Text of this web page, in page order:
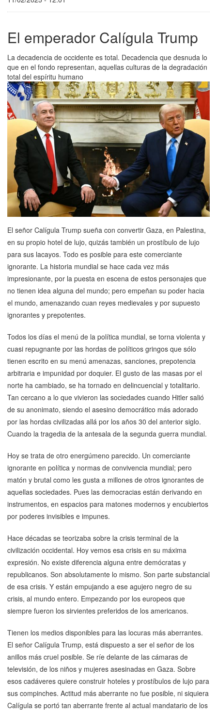
El emperador Calígula Trump
La decadencia de occidente es total. Decadencia que desnuda lo
que en el fondo representan, aquellas culturas de la degradación
total del espíritu humano
El señor Calígula Trump sueña con convertir Gaza, en Palestina,
en su propio hotel de lujo, quizás también un prostíbulo de lujo
para sus lacayos. Todo es posible para este comerciante
ignorante. La historia mundial se hace cada vez más
impresionante, por la puesta en escena de estos personajes que
no tienen idea alguna del mundo; pero empeñan su poder hacia
el mundo, amenazando cuan reyes medievales y por supuesto
ignorantes y prepotentes.
Todos los días el menú de la política mundial, se torna violenta y
cuasi repugnante por las hordas de políticos gringos que sólo
tienen escrito en su menú amenazas, sanciones, prepotencia
arbitraria e impunidad por doquier. El gusto de las masas por el
norte ha cambiado, se ha tornado en delincuencial y totalitario.
Tan cercano a lo que vivieron las sociedades cuando Hitler salió
de su anonimato, siendo el asesino democrático más adorado
por las hordas civilizadas allá por los años 30 del anterior siglo.
Cuando la tragedia de la antesala de la segunda guerra mundial.
Hoy se trata de otro energúmeno parecido. Un comerciante
ignorante en política y normas de convivencia mundial; pero
matón y brutal como les gusta a millones de otros ignorantes de
aquellas sociedades. Pues las democracias están derivando en
instrumentos, en espacios para matones modernos y encubiertos
por poderes invisibles e impunes.
Hace décadas se teorizaba sobre la crisis terminal de la
civilización occidental. Hoy vemos esa crisis en su máxima
expresión. No existe diferencia alguna entre demócratas y
republicanos. Son absolutamente lo mismo. Son parte substancial
de esa crisis. Y están empujando a ese agujero negro de su
crisis, al mundo entero. Empezando por los europeos que
siempre fueron los sirvientes preferidos de los americanos.
Tienen los medios disponibles para las locuras más aberrantes.
El señor Calígula Trump, está dispuesto a ser el señor de los
anillos más cruel posible. Se ríe delante de las cámaras de
televisión, de los niños y mujeres asesinadas en Gaza. Sobre
esos cadáveres quiere construir hoteles y prostíbulos de lujo para
sus compinches. Actitud más aberrante no fue posible, ni siquiera
Calígula se portó tan aberrante frente al actual mandatario de los